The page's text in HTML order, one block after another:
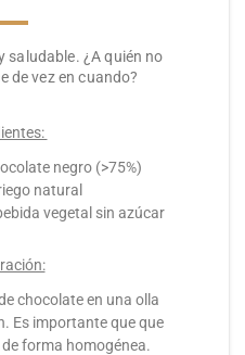
saludable. ¿A quién no
de vez en cuando?
negro (>75%)
natural
vegetal sin azúcar
chocolate en una olla
Es importante que que
forma homogénea.